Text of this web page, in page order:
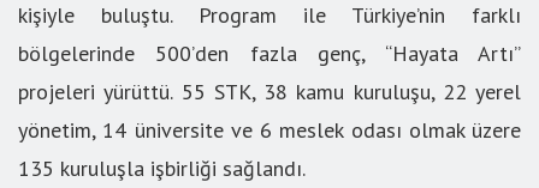
kişiyle buluştu. Program ile Türkiye’nin farklı
bölgelerinde 500’den fazla genç, “Hayata Artı”
projeleri yürüttü. 55 STK, 38 kamu kuruluşu, 22 yerel
yönetim, 14 üniversite ve 6 meslek odası olmak üzere
135 kuruluşla işbirliği sağlandı.